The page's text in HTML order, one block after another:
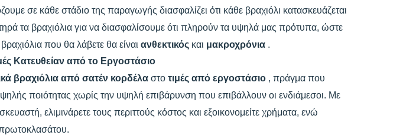
σε κάθε στάδιο της παραγωγής διασφαλίζει ότι κάθε βραχιόλι κατασκευάζεται
τα βραχιόλια για να διασφαλίσουμε ότι πληρούν τα υψηλά μας πρότυπα, ώστε
που θα λάβετε θα είναι ανθεκτικός και μακροχρόνια .
Κατευθείαν από το Εργοστάσιο
βραχιόλια από σατέν κορδέλα στο τιμές από εργοστάσιο , πράγμα που
ποιότητας χωρίς την υψηλή επιβάρυνση που επιβάλλουν οι ενδιάμεσοι. Με
ελιμινάρετε τους περιττούς κόστος και εξοικονομείτε χρήματα, ενώ